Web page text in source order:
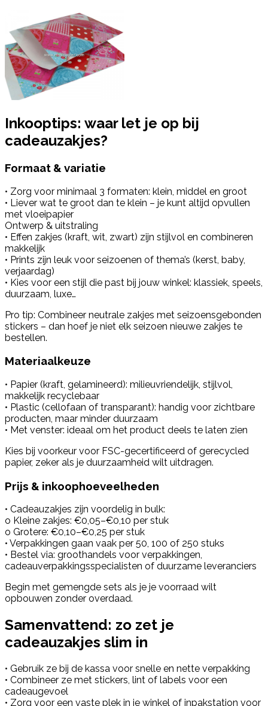
Inkooptips: waar let je op bij
cadeauzakjes?
Formaat & variatie
• Zorg voor minimaal 3 formaten: klein, middel en groot
• Liever wat te groot dan te klein – je kunt altijd opvullen
met vloeipapier
Ontwerp & uitstraling
• Effen zakjes (kraft, wit, zwart) zijn stijlvol en combineren
makkelijk
• Prints zijn leuk voor seizoenen of thema’s (kerst, baby,
verjaardag)
• Kies voor een stijl die past bij jouw winkel: klassiek, speels,
duurzaam, luxe…
Pro tip: Combineer neutrale zakjes met seizoensgebonden
stickers – dan hoef je niet elk seizoen nieuwe zakjes te
bestellen.
Materiaalkeuze
• Papier (kraft, gelamineerd): milieuvriendelijk, stijlvol,
makkelijk recyclebaar
• Plastic (cellofaan of transparant): handig voor zichtbare
producten, maar minder duurzaam
• Met venster: ideaal om het product deels te laten zien
Kies bij voorkeur voor FSC-gecertificeerd of gerecycled
papier, zeker als je duurzaamheid wilt uitdragen.
Prijs & inkoophoeveelheden
• Cadeauzakjes zijn voordelig in bulk:
o Kleine zakjes: €0,05–€0,10 per stuk
o Grotere: €0,10–€0,25 per stuk
• Verpakkingen gaan vaak per 50, 100 of 250 stuks
• Bestel via: groothandels voor verpakkingen,
cadeauverpakkingsspecialisten of duurzame leveranciers
Begin met gemengde sets als je je voorraad wilt
opbouwen zonder overdaad.
Samenvattend: zo zet je
cadeauzakjes slim in
• Gebruik ze bij de kassa voor snelle en nette verpakking
• Combineer ze met stickers, lint of labels voor een
cadeaugevoel
• Zorg voor een vaste plek in je winkel of inpakstation voor